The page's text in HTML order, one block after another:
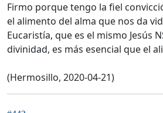
Firmo porque tengo la fiel
el alimento del alma que nos da
Eucaristía, que es el mismo Jesús
divinidad, es más esencial que el
(Hermosillo, 2020-04-21)